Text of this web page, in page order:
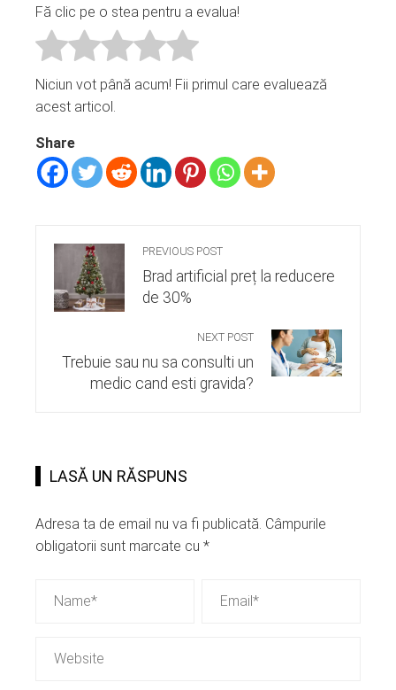
Fă clic pe o stea pentru a evalua!
Niciun vot până acum! Fii primul care evaluează
acest articol.
Share
PREVIOUS POST
Brad artificial preț la reducere
de 30%
NEXT POST
Trebuie sau nu sa consulti un
medic cand esti gravida?
LASĂ UN RĂSPUNS
Adresa ta de email nu va fi publicată. Câmpurile
obligatorii sunt marcate cu *